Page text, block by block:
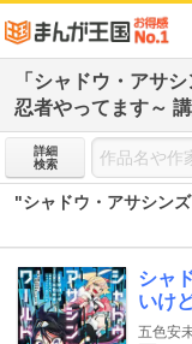
「シャドウ・アサ
忍者やってます～
詳細
検索
"シャドウ・アサシン
シャ
いけ
五色安